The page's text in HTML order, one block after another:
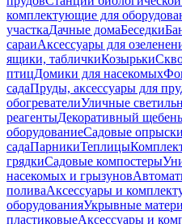
комплектующие для
участкаДачные домаБеседки
сараиАксессуары для
ящики, табличкиКозырьки
птицДомики для насекомых
садаПруды, аксессуары для
обогревателиУличные
реагентыДекоративный щебень
оборудованиеСадовые
садаПарникиТеплицы
грядкиСадовые компостеры
насекомых и грызунов
поливаАксессуары и
оборудованияУкрывные
пластиковыеАксессуары и